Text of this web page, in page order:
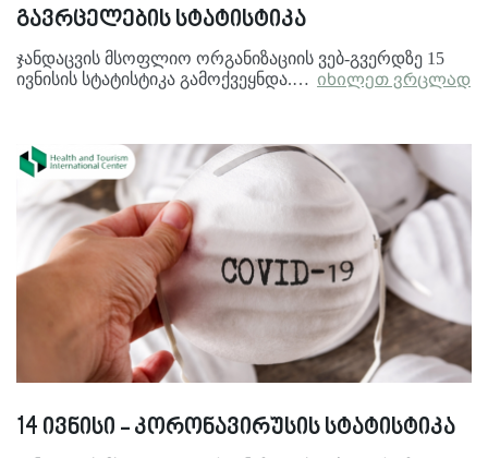
გავრცელების სტატისტიკა
ჯანდაცვის მსოფლიო ორგანიზაციის ვებ-გვერდზე 15
ივნისის სტატისტიკა გამოქვეყნდა.… იხილეთ ვრცლად
14 ივნისი - კორონავირუსის სტატისტიკა